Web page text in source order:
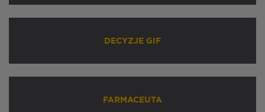
DECYZJE GIF
FARMACEUTA